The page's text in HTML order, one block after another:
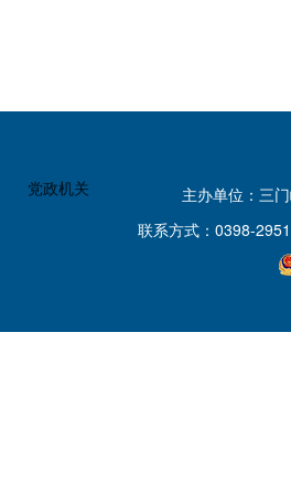
党政机关
主办单位：三
联系方式：0398-